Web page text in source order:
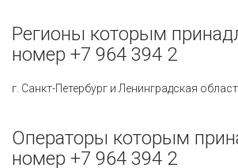
Регионы которым
номер +7 964 394 2
г. Санкт-Петербург и Ленинградская
Операторы которым
номер +7 964 394 2